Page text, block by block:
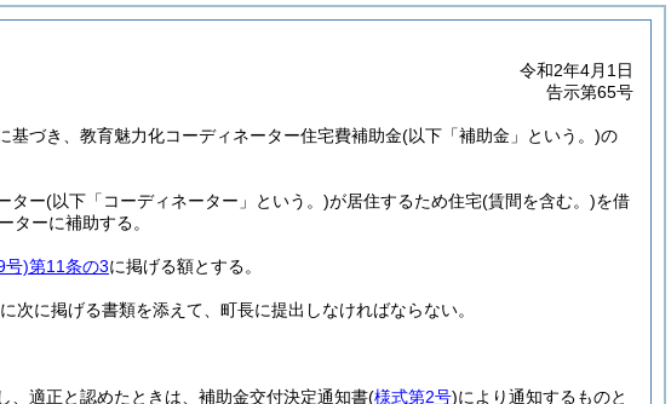
令和2年4月1日
告示第65号
基づき、教育魅力化コーディネーター住宅費補助金(以下「補助金」という。)の
ター(以下「コーディネーター」という。)が居住するため住宅(賃間を含む。)を借
ターに補助する。
号)第11条の3に掲げる額とする。
に次に掲げる書類を添えて、町長に提出しなければならない。
、適正と認めたときは、補助金交付決定通知書(様式第2号)により通知するものと